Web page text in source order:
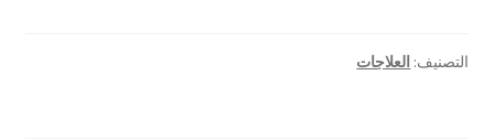
التصنيف: العلاجات